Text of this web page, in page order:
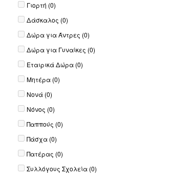
Γιορτή (0)
Δάσκαλος (0)
Δώρα για Άντρες (0)
Δώρα για Γυναίκες (0)
Εταιρικά Δώρα (0)
Μητέρα (0)
Νονά (0)
Νόνος (0)
Παππούς (0)
Πάσχα (0)
Πατέρας (0)
Συλλόγους Σχολεία (0)